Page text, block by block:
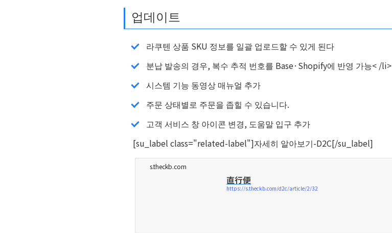
업데이트
라쿠텐 상품 SKU 정보를 일괄 업로드할 수 있게 된다
분납 발송의 경우, 복수 추적 번호를 Base·Shopify에 반영 가능< /li>
시스템 기능 동영상 매뉴얼 추가
주문 상태별로 주문을 좁힐 수 있습니다.
고객 서비스 창 아이콘 변경, 도움말 입구 추가
[su_label class="related-label"]자세히 알아보기-D2C[/su_label]
s.theckb.com
直行便
https://s.theckb.com/d2c/article/2/32